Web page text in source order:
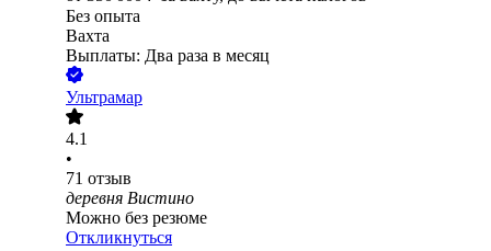
Без опыта
Вахта
Выплаты: Два раза в месяц
Ультрамар
4.1
•
71 отзыв
деревня Вистино
Можно без резюме
Откликнуться